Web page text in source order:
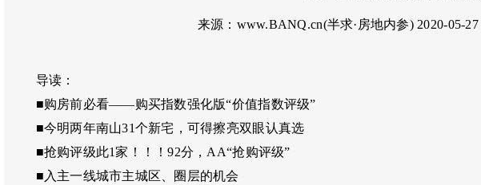
来源：www.BANQ.cn(半求·房地内参) 2020-05-
导读：
■购房前必看——购买指数强化版“价值指数评级”
■今明两年南山31个新宅，可得擦亮双眼认真选
■抢购评级此1家！！！92分，AA“抢购评级”
■入主一线城市主城区、圈层的机会